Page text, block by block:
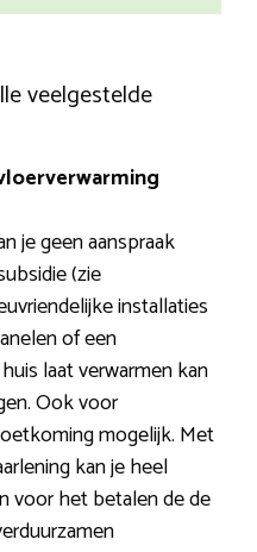
veelgestelde
je geen aanspraak
(zie
installaties
of een
laat verwarmen kan
Ook voor
mogelijk. Met
kan je heel
voor het betalen de de